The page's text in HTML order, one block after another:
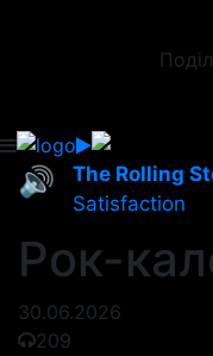
🔊 The Rolling
Satisfaction
Рок-
30.06.2026
209